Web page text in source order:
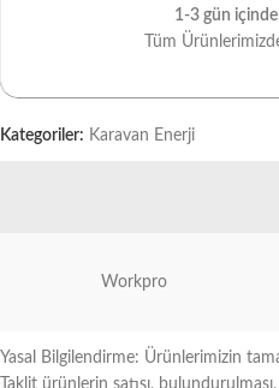
1-3 gün
Tüm
Kategoriler: Karavan Enerji
Workpro
Yasal Bilgilendirme: Ürünlerimizin
Taklit ürünlerin satışı,